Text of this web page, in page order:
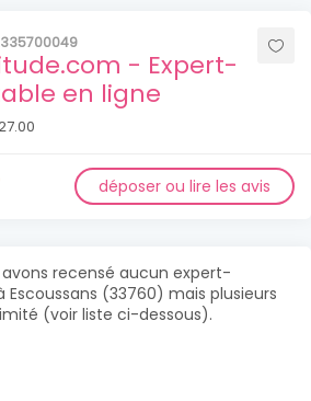
- Expert-
en ligne
déposer ou lire les avis
recensé aucun expert-
(33760) mais plusieurs
(voir liste ci-dessous).